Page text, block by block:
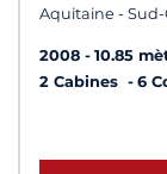
Aquitaine -
2008
10.85
2 Cabines
6